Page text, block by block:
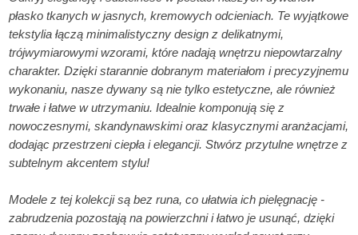
płasko tkanych w jasnych, kremowych odcieniach. Te wyjątkowe
tekstylia łączą minimalistyczny design z delikatnymi,
trójwymiarowymi wzorami, które nadają wnętrzu niepowtarzalny
charakter. Dzięki starannie dobranym materiałom i precyzyjnemu
wykonaniu, nasze dywany są nie tylko estetyczne, ale również
trwałe i łatwe w utrzymaniu. Idealnie komponują się z
nowoczesnymi, skandynawskimi oraz klasycznymi aranżacjami,
dodając przestrzeni ciepła i elegancji. Stwórz przytulne wnętrze z
subtelnym akcentem stylu!
Modele z tej kolekcji są bez runa, co ułatwia ich pielęgnację -
zabrudzenia pozostają na powierzchni i łatwo je usunąć, dzięki